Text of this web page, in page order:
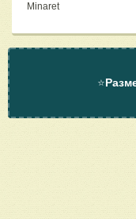
Minaret
⭐